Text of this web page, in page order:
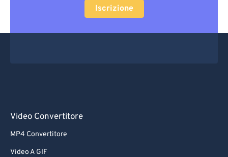
Iscrizione
Video Convertitore
MP4 Convertitore
Video A GIF